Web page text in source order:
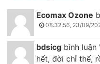
Ecomax Ozone
08:32:56, 23/09/
bdsicg bình luận
hết, đời chỉ thế,